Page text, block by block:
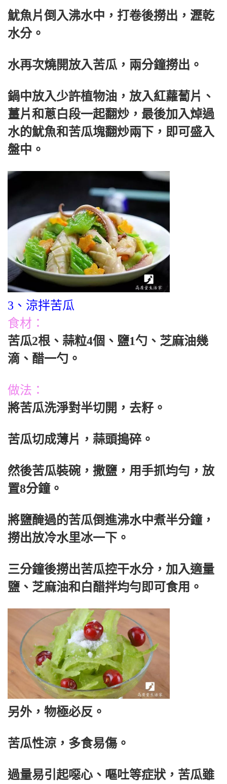
魷魚片倒入沸水中，打卷後撈出，瀝乾
水分。
水再次燒開放入苦瓜，兩分鐘撈出。
鍋中放入少許植物油，放入紅蘿蔔片、
薑片和蔥白段一起翻炒，最後加入焯過
水的魷魚和苦瓜塊翻炒兩下，即可盛入
盤中。
3、涼拌苦瓜
食材：
苦瓜2根、蒜粒4個、鹽1勺、芝麻油幾
滴、醋一勺。
做法：
將苦瓜洗淨對半切開，去籽。
苦瓜切成薄片，蒜頭搗碎。
然後苦瓜裝碗，撒鹽，用手抓均勻，放
置8分鐘。
將鹽醃過的苦瓜倒進沸水中煮半分鐘，
撈出放冷水里冰一下。
三分鐘後撈出苦瓜控干水分，加入適量
鹽、芝麻油和白醋拌均勻即可食用。
另外，物極必反。
苦瓜性涼，多食易傷。
過量易引起噁心、嘔吐等症狀，苦瓜雖